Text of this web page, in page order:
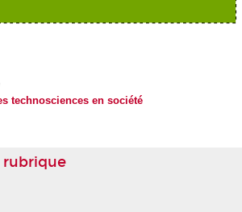
technosciences en société
rubrique